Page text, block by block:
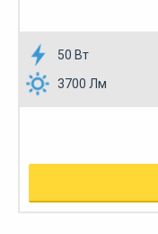
50 Вт
3700 Лм